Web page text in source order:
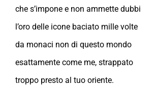
che s’impone e non ammette dubbi
l’oro delle icone baciato mille volte
da monaci non di questo mondo
esattamente come me, strappato
troppo presto al tuo oriente.